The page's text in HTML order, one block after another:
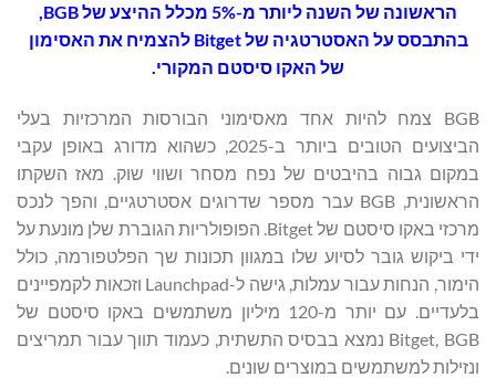
הראשונה של השנה ליותר מ-5% מכלל ההיצע של BGB,
בהתבסס על האסטרטגיה של Bitget להצמיח את האסימון
של האקו סיסטם המקורי.
BGB צמח להיות אחד מאסימוני הבורסות המרכזיות בעלי
הביצועים הטובים ביותר ב-2025, כשהוא מדורג באופן עקבי
במקום גבוה בהיבטים של נפח מסחר ושווי שוק. מאז השקתו
הראשונית, BGB עבר מספר שדרוגים אסטרטגיים, והפך לנכס
מרכזי באקו סיסטם של Bitget. הפופולריות הגוברת שלן מונעת על
ידי ביקוש גובר לסיוע שלו במגוון תכונות שך הפלטפורמה, כולל
הימור, הנחות עבור עמלות, גישה ל-Launchpad וזכאות לקמפיינים
בלעדיים. עם יותר מ-120 מיליון משתמשים באקו סיסטם של
Bitget, BGB נמצא בבסיס התשתית, כעמוד תווך עבור תמריצים
ונזילות למשתמשים במוצרים שונים.